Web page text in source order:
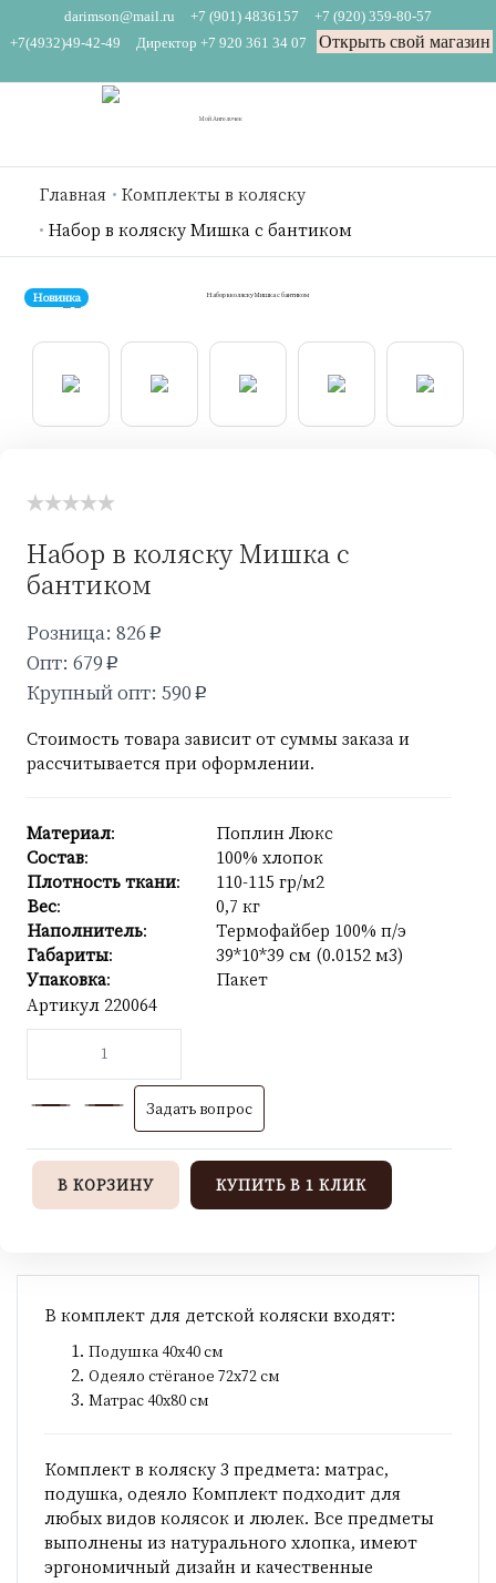
darimson@mail.ru +7 (901) 4836157
+7 (920) 359-80-57
+7(4932)49-42-49
Директор +7 920 361 34 07 Открыть свой магазин
Главная
Комплекты в коляску
Набор в коляску Мишка с бантиком
Новинка
Набор в коляску Мишка с
бантиком
Розница: 826 p
Опт: 679 p
Крупный опт: 590 p
Стоимость товара зависит от суммы заказа и
рассчитывается при оформлении.
Материал:
Поплин Люкс
Состав:
100% хлопок
Плотность ткани:
110-115 гр/м2
Вес:
0,7 кг
Наполнитель:
Термофайбер 100% п/э
Габариты:
39*10*39 см (0.0152 м3)
Упаковка:
Пакет
Артикул 220064
Задать вопрос
В КОРЗИНУ КУПИТЬ В 1 КЛИК
В комплект для детской коляски входят:
Подушка 40х40 см
Одеяло стёганое 72х72 см
Матрас 40х80 см
Комплект в коляску 3 предмета: матрас,
подушка, одеяло Комплект подходит для
любых видов колясок и люлек. Все предметы
выполнены из натурального хлопка, имеют
эргономичный дизайн и качественные